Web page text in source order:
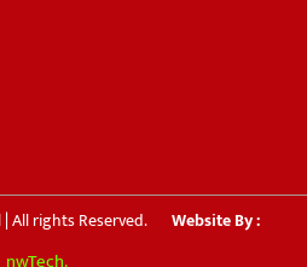
All rights Reserved. Website By :